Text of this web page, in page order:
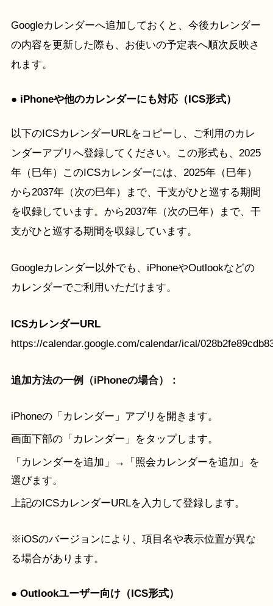
Googleカレンダーへ追加しておくと、今後カレンダー
の内容を更新した際も、お使いの予定表へ順次反映さ
れます。
● iPhoneや他のカレンダーにも対応（ICS形式）
以下のICSカレンダーURLをコピーし、ご利用のカレ
ンダーアプリへ登録してください。この形式も、2025
年（巳年）このICSカレンダーには、2025年（巳年）
から2037年（次の巳年）まで、干支がひと巡する期間
を収録しています。から2037年（次の巳年）まで、干
支がひと巡する期間を収録しています。
Googleカレンダー以外でも、iPhoneやOutlookなどの
カレンダーでご利用いただけます。
ICSカレンダーURL
https://calendar.google.com/calendar/ical/
追加方法の一例（iPhoneの場合）：
iPhoneの「カレンダー」アプリを開きます。
画面下部の「カレンダー」をタップします。
「カレンダーを追加」→「照会カレンダーを追加」を
選びます。
上記のICSカレンダーURLを入力して登録します。
※iOSのバージョンにより、項目名や表示位置が異な
る場合があります。
● Outlookユーザー向け（ICS形式）